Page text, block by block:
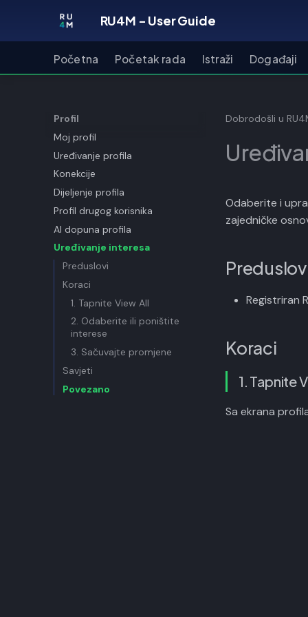
RU4M - User Guide
Početna Početak rada Istraži Događaji
Profil
Moj profil
Uređivanje profila
Konekcije
Dijeljenje profila
Profil drugog korisnika
AI dopuna profila
Uređivanje interesa
Preduslovi
Koraci
1. Tapnite View All
2. Odaberite ili poništite
interese
3. Sačuvajte promjene
Savjeti
Povezano
Dobrodošli u
Odaberite i
zajedničke
Registriran
Koraci
1. Tapnite
Sa ekrana